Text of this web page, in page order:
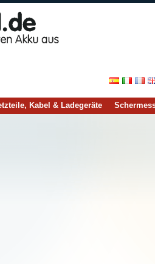
Kabel & Ladegeräte